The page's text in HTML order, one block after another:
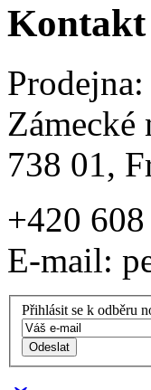
Kontakt
Prodejna:
Zámecké
738 01,
+420
E-mail:
Přihlásit se k odběru